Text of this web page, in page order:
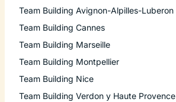
Team Building Avignon-Alpilles-Luberon
Team Building Cannes
Team Building Marseille
Team Building Montpellier
Team Building Nice
Team Building Verdon y Haute Provence